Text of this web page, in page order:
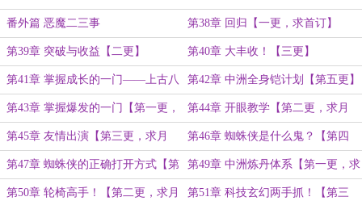
番外篇 恶魔二三事 第38章 回归【一更，求首订】
第39章 突破与收益【二更】 第40章 大丰收！【三更】
第41章 掌握成长的一门——上古八
岐大蛇！【四更】
第42章 中洲全身铠计划【第五更】
第43章 掌握爆发的一门【第一更，
求月票】
第44章 开眼教学【第二更，求月
票】
第45章 友情出演【第三更，求月
票】
第46章 蜘蛛侠是什么鬼？【第四
更，求月票】
第47章 蜘蛛侠的正确打开方式【第
五更，求月票】
第49章 中洲炼丹体系【第一更，求
月票】
第50章 轮椅高手！【第二更，求月 第51章 科技玄幻两手抓！【第三